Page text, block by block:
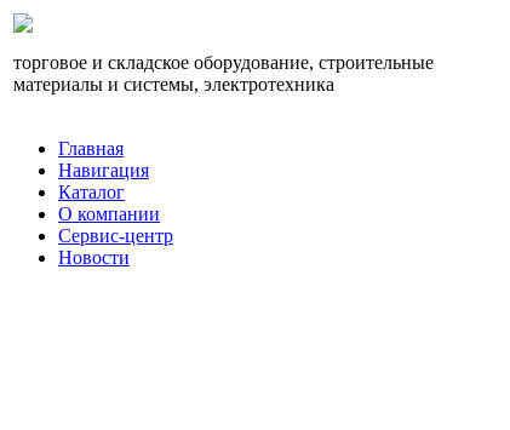
торговое и складское оборудование, строительные
материалы и системы, электротехника
Главная
Навигация
Каталог
О компании
Сервис-центр
Новости